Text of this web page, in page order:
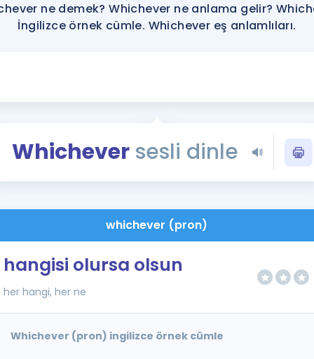
YDS ve YÖKDİL'e
Tüm ÖSYM
YDS - YÖKDİL
İngilizce
ne demek? Whichever ne anlama gelir?
İngilizce örnek cümle. Whichever eş anlamlıları.
Whicheversesli dinle
whichever (pron)
hangisi olursa olsun
her hangi, her ne
Whichever (pron) ingilizce örnek cümle